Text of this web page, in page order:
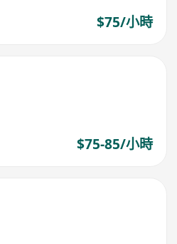
$75/小時
$75-85/小時